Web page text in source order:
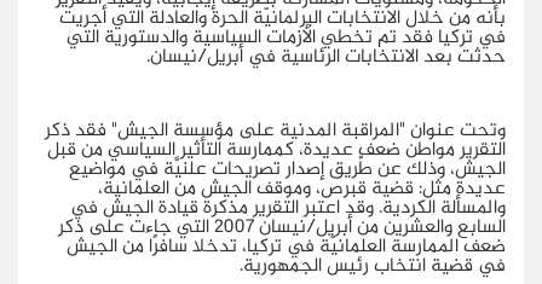
بأنه من خلال الانتخابات البرلمانيّة الحرة والعادلة التي أجريت
في تركيا فقد تم تخطي الأزمات السياسية والدستورية التي
حدثت بعد الانتخابات الرئاسية في أبريل/نيسان.
وتحت عنوان "المراقبة المدنية على مؤسسة الجيش" فقد ذكر
التقرير مواطن ضعفٍ عديدة، كممارسة التأثير السياسي من قبل
الجيش، وذلك عن طريق إصدار تصريحات علنيَّة في مواضيع
عديدة مثل: قضية قبرص، وموقف الجيش من العلمانية،
والمسألة الكردية. وقد اعتبر التقرير مذكرة قيادة الجيش في
السابع والعشرين من أبريل/نيسان 2007 التي جاءت على ذكر
ضعف الممارسة العلمانيّة في تركيا، تدخلا سافرًا من الجيش
في قضية انتخاب رئيس الجمهورية.